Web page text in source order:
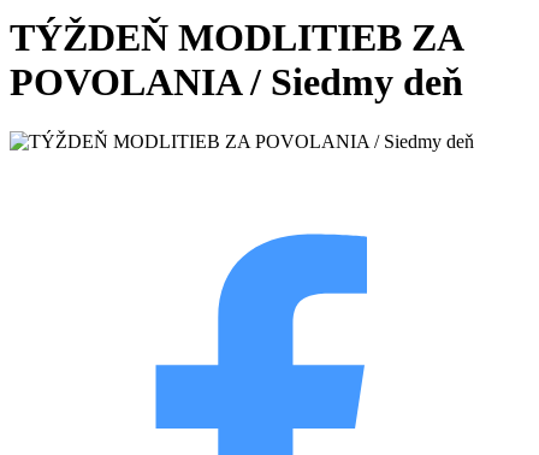
TÝŽDEŇ MODLITIEB ZA
POVOLANIA / Siedmy deň